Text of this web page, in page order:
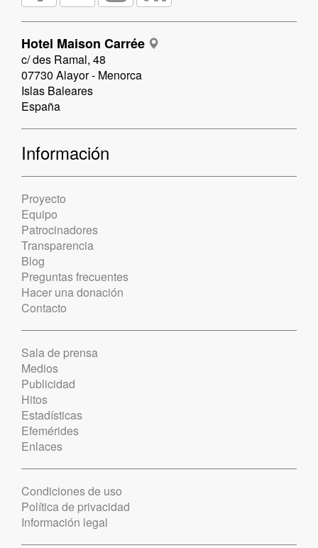
Hotel Maison Carrée
c/ des Ramal, 48
07730 Alayor - Menorca
Islas Baleares
España
Información
Proyecto
Equipo
Patrocinadores
Transparencia
Blog
Preguntas frecuentes
Hacer una donación
Contacto
Sala de prensa
Medios
Publicidad
Hitos
Estadísticas
Efemérides
Enlaces
Condiciones de uso
Política de privacidad
Información legal